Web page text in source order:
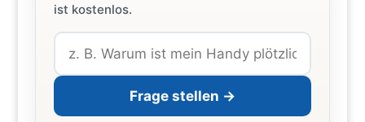
ist kostenlos.
Frage stellen →